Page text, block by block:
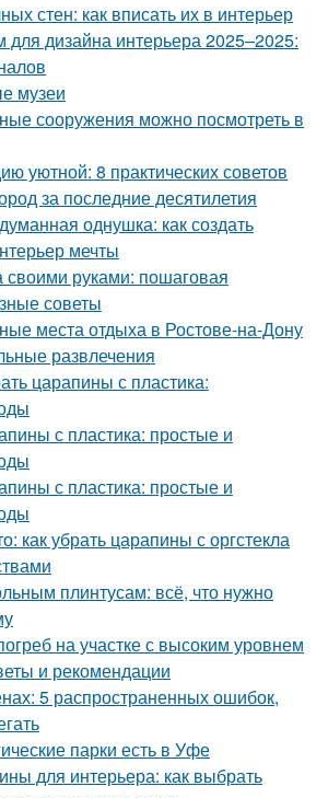
стен: как вписать их в интерьер
для дизайна интерьера 2025–2025:
музеи
сооружения можно посмотреть в
уютной: 8 практических советов
за последние десятилетия
однушка: как создать
мечты
своими руками: пошаговая
советы
места отдыха в Ростове-на-Дону
развлечения
царапины с пластика:
с пластика: простые и
с пластика: простые и
как убрать царапины с оргстекла
плинтусам: всё, что нужно
на участке с высоким уровнем
и рекомендации
5 распространенных ошибок,
парки есть в Уфе
для интерьера: как выбрать